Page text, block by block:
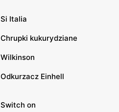
Si Italia
Chrupki kukurydziane
Wilkinson
Odkurzacz Einhell
Switch on